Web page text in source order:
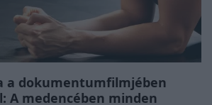
a dokumentumfilmjében
A medencében minden